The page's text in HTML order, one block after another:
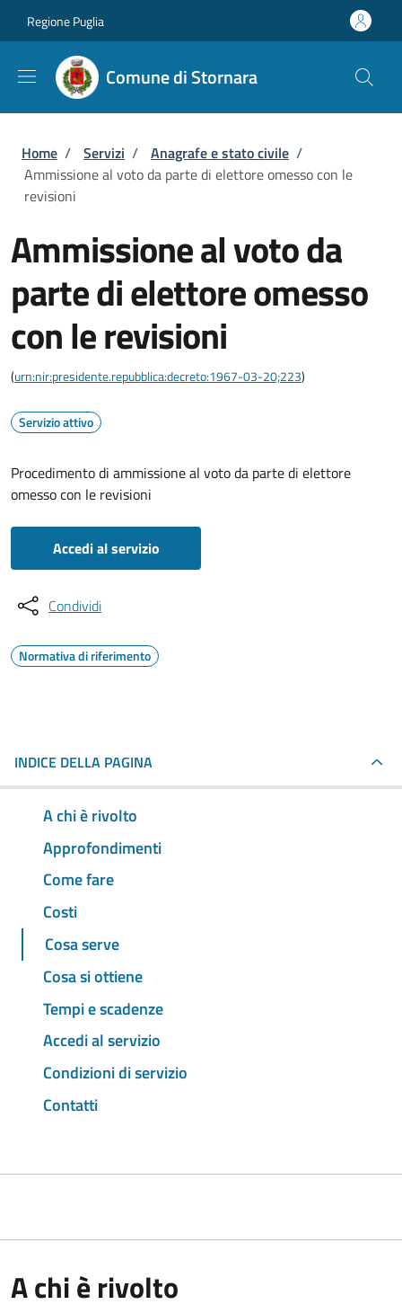
Regione Puglia
Comune di Stornara
Briciole di pane
Home / Servizi / Anagrafe e stato civile /
Ammissione al voto da parte di elettore omesso con le
revisioni
Ammissione al voto da
parte di elettore omesso
con le revisioni
(urn:nir:presidente.repubblica:decreto:1967-03-20;223)
Servizio attivo
Procedimento di ammissione al voto da parte di elettore
omesso con le revisioni
Accedi al servizio
Condividi
Normativa di riferimento
INDICE DELLA PAGINA
A chi è rivolto
Approfondimenti
Come fare
Costi
Cosa serve
Cosa si ottiene
Tempi e scadenze
Accedi al servizio
Condizioni di servizio
Contatti
A chi è rivolto